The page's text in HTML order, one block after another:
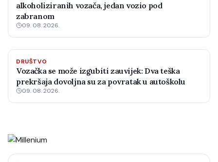
alkoholiziranih vozača, jedan vozio pod
zabranom
09. 08. 2026.
DRUŠTVO
Vozačka se može izgubiti zauvijek: Dva teška
prekršaja dovoljna su za povratak u autoškolu
09. 08. 2026.